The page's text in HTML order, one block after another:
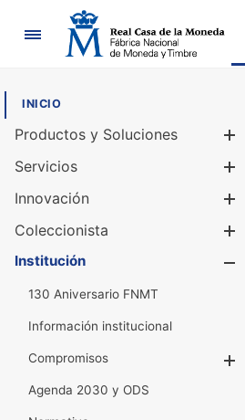
Navegación
INICIO
Productos y Soluciones
Servicios
Innovación
Coleccionista
Institución
130 Aniversario FNMT
Información institucional
Compromisos
Agenda 2030 y ODS